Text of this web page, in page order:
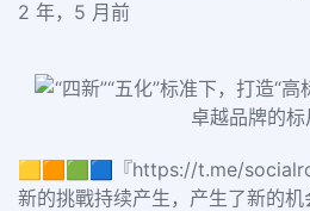
2 年，5 月前
🟨🟧🟩🟦『https://t.me/
新的挑戰持续产生，产生了新的